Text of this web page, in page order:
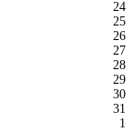
24
25
26
27
28
29
30
31
1